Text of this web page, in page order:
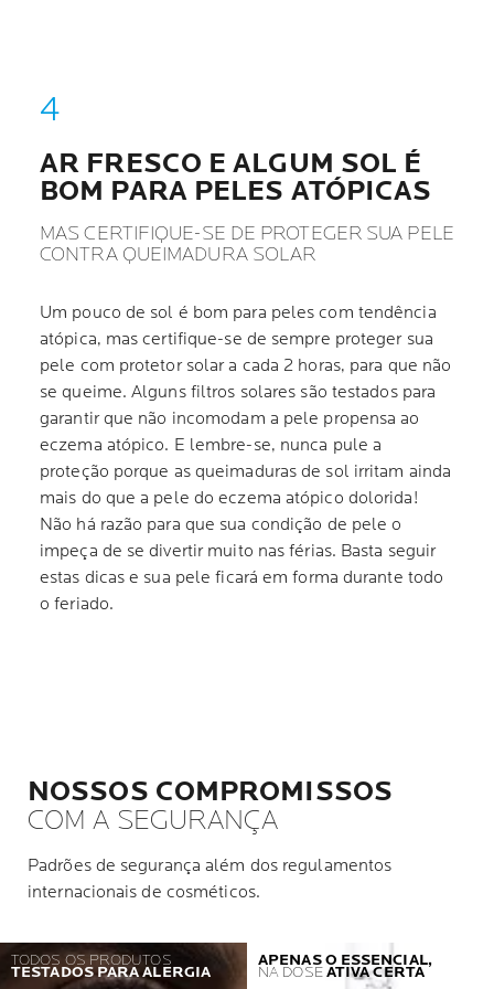
AR FRESCO E ALGUM SOL É
BOM PARA PELES ATÓPICAS
MAS CERTIFIQUE-SE DE PROTEGER SUA PELE
CONTRA QUEIMADURA SOLAR
Um pouco de sol é bom para peles com tendência
atópica, mas certifique-se de sempre proteger sua
pele com protetor solar a cada 2 horas, para que não
se queime. Alguns filtros solares são testados para
garantir que não incomodam a pele propensa ao
eczema atópico. E lembre-se, nunca pule a
proteção porque as queimaduras de sol irritam ainda
mais do que a pele do eczema atópico dolorida!
Não há razão para que sua condição de pele o
impeça de se divertir muito nas férias. Basta seguir
estas dicas e sua pele ficará em forma durante todo
o feriado.
NOSSOS COMPROMISSOS
COM A SEGURANÇA
Padrões de segurança além dos regulamentos
internacionais de cosméticos.
TODOS OS PRODUTOS
TESTADOS PARA ALERGIA
APENAS O ESSENCIAL,
NA DOSEATIVA CERTA